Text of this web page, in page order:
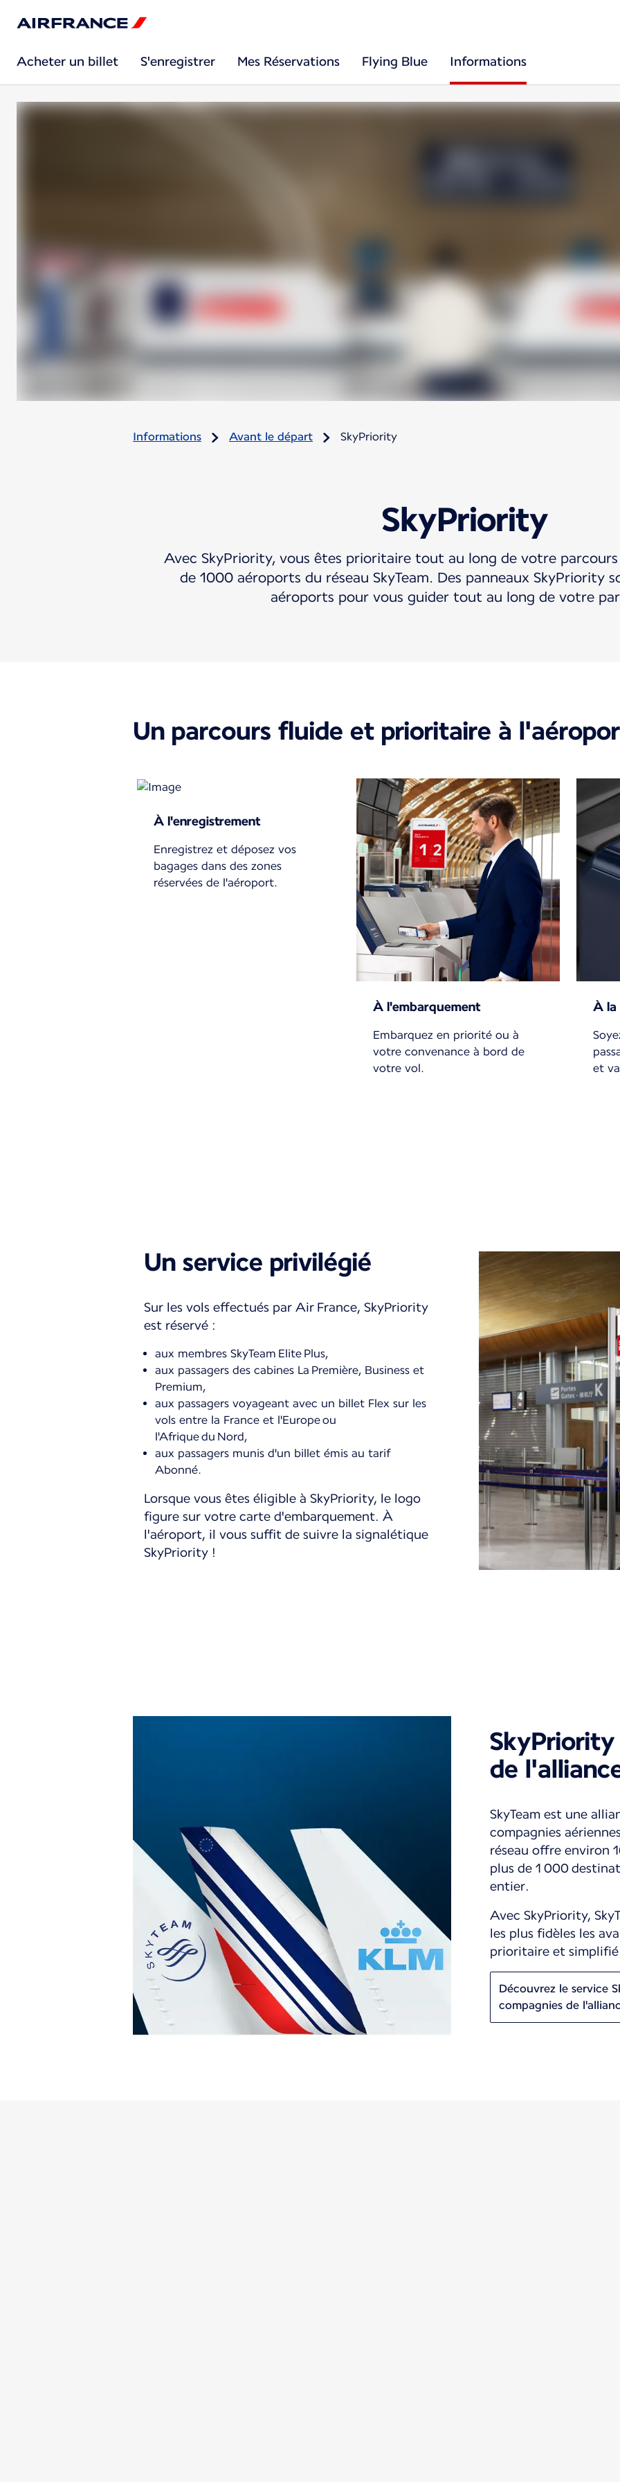
Acheter un billet S'enregistrer Mes Réservations Flying Blue Informations
Informations Avant le départ SkyPriority
SkyPriority
Avec SkyPriority, vous êtes prioritaire tout au long de votre
de 1000 aéroports du réseau SkyTeam. Des panneaux SkyPriority
aéroports pour vous guider tout au long de votre
Un parcours fluide et prioritaire à
À l'enregistrement
Enregistrez et déposez vos
bagages dans des zones
réservées de l'aéroport.
À l'embarquement
Embarquez en priorité ou à
votre convenance à bord de
votre vol.
À la
et
Un service privilégié
Sur les vols effectués par Air France, SkyPriority
est réservé :
aux membres SkyTeam Elite Plus,
aux passagers des cabines La Première, Business et
Premium,
aux passagers voyageant avec un billet Flex sur les
vols entre la France et l'Europe ou
l'Afrique du Nord,
aux passagers munis d'un billet émis au tarif
Abonné.
Lorsque vous êtes éligible à SkyPriority, le logo
figure sur votre carte d'embarquement. À
l'aéroport, il vous suffit de suivre la signalétique
SkyPriority !
de
SkyTeam est une
compagnies
réseau offre environ
plus de 1 000
entier.
Avec SkyPriority,
les plus fidèles les
prioritaire et
Découvrez le service
compagnies de